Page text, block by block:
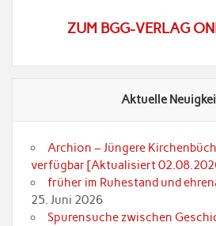
ZUM BGG-VERLAG
Aktuelle
Archion – Jüngere
verfügbar [Aktualisiert
früher im Ruhestand und
25. Juni 2026
Spurensuche zwischen